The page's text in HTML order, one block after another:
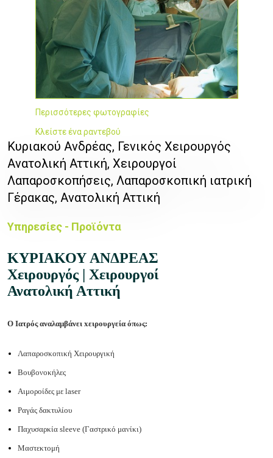
Περισσότερες φωτογραφίες
Κλείστε ένα ραντεβού
Κυριακού Ανδρέας, Γενικός Χειρουργός
Ανατολική Αττική, Χειρουργοί
Λαπαροσκοπήσεις, Λαπαροσκοπική ιατρική
Γέρακας, Ανατολική Αττική
Υπηρεσίες - Προϊόντα
ΚΥΡΙΑΚΟΥ ΑΝΔΡΕΑΣ
Χειρουργός | Χειρουργοί
Ανατολική Αττική
O Ιατρός αναλαμβάνει xειρουργεία όπως:
Λαπαροσκοπική Χειρουργική
Βουβονοκήλες
Αιμοροίδες με laser
Ραγάς δακτυλίου
Παχυσαρκία sleeve (Γαστρικό μανίκι)
Μαστεκτομή